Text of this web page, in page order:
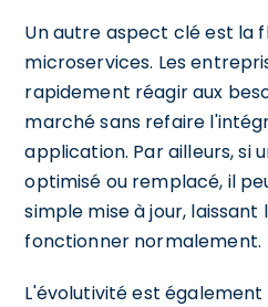
Un autre aspect clé est la
microservices. Les
rapidement réagir aux
marché sans refaire
application. Par ailleurs, si
optimisé ou remplacé, il
simple mise à jour,
fonctionner normalement.
L'évolutivité est